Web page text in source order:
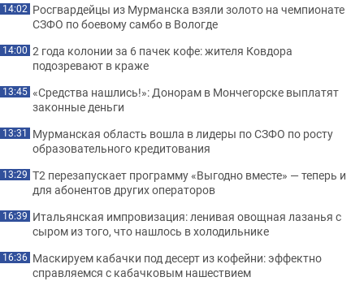
14:02 Росгвардейцы из Мурманска взяли золото на чемпионате
СЗФО по боевому самбо в Вологде
14:00 2 года колонии за 6 пачек кофе: жителя Ковдора
подозревают в краже
13:45 «Средства нашлись!»: Донорам в Мончегорске выплатят
законные деньги
13:31 Мурманская область вошла в лидеры по СЗФО по росту
образовательного кредитования
13:29 Т2 перезапускает программу «Выгодно вместе» — теперь и
для абонентов других операторов
16:39 Итальянская импровизация: ленивая овощная лазанья с
сыром из того, что нашлось в холодильнике
16:36 Маскируем кабачки под десерт из кофейни: эффектно
справляемся с кабачковым нашествием